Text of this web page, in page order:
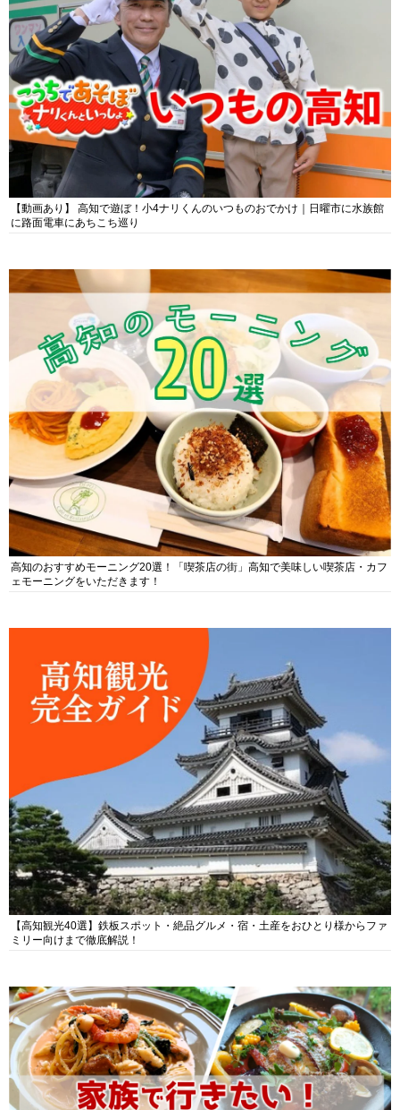
【動画あり】 高知で遊ぼ！小4ナリくんのいつものおでかけ｜日曜市に水族館
に路面電車にあちこち巡り
高知のおすすめモーニング20選！「喫茶店の街」高知で美味しい喫茶店・カフ
ェモーニングをいただきます！
【高知観光40選】鉄板スポット・絶品グルメ・宿・土産をおひとり様からファ
ミリー向けまで徹底解説！